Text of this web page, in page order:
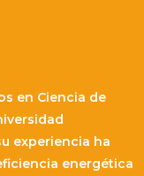
en Ciencia de
experiencia ha
energética